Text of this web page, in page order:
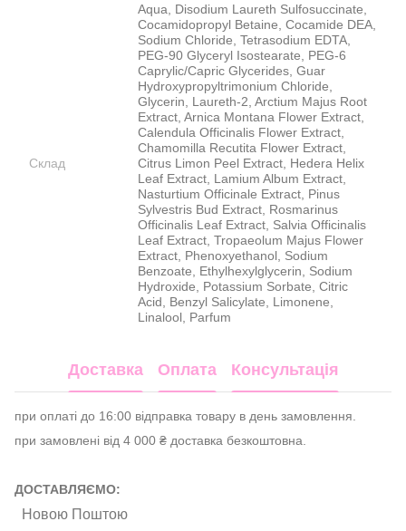
Склад
Aqua, Disodium Laureth Sulfosuccinate,
Cocamidopropyl Betaine, Cocamide DEA,
Sodium Chloride, Tetrasodium EDTA,
PEG-90 Glyceryl Isostearate, PEG-6
Caprylic/Capric Glycerides, Guar
Hydroxypropyltrimonium Chloride,
Glycerin, Laureth-2, Arctium Majus Root
Extract, Arnica Montana Flower Extract,
Calendula Officinalis Flower Extract,
Chamomilla Recutita Flower Extract,
Citrus Limon Peel Extract, Hedera Helix
Leaf Extract, Lamium Album Extract,
Nasturtium Officinale Extract, Pinus
Sylvestris Bud Extract, Rosmarinus
Officinalis Leaf Extract, Salvia Officinalis
Leaf Extract, Tropaeolum Majus Flower
Extract, Phenoxyethanol, Sodium
Benzoate, Ethylhexylglycerin, Sodium
Hydroxide, Potassium Sorbate, Citric
Acid, Benzyl Salicylate, Limonene,
Linalool, Parfum
Доставка Оплата Консультація
при оплаті до 16:00 відправка товару в день замовлення.
при замовлені від 4 000 ₴ доставка безкоштовна.
ДОСТАВЛЯЄМО:
Новою Поштою